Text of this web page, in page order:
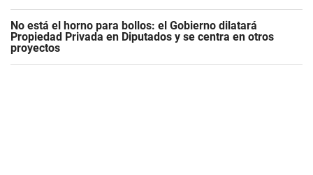
No está el horno para bollos: el Gobierno dilatará
Propiedad Privada en Diputados y se centra en otros
proyectos